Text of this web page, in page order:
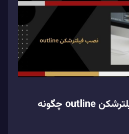
نصب و راه اندازی فیلترشکن outline چگونه